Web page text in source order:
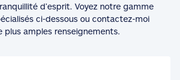
d’esprit. Voyez notre gamme
ci-dessous ou contactez-moi
plus amples renseignements.